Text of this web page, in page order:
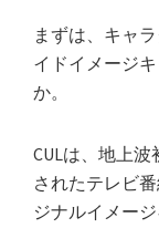
まずは、キャ
イドイメージ
か。
CULは、地上
されたテレビ番
ジナルイメー